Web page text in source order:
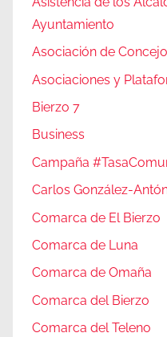
Ayuntamiento
Asociación de
Asociaciones y
Bierzo 7
Business
Campaña
Carlos González-
Comarca de El Bierzo
Comarca de Luna
Comarca de Omaña
Comarca del Bierzo
Comarca del Teleno